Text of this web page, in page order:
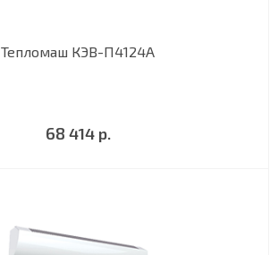
Тепломаш КЭВ-П4124A
68 414 р.